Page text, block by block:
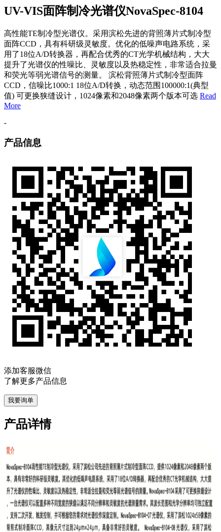
UV-VIS面阵制冷光谱仪NovaSpec-8104
高性能TE制冷型光谱仪。采用滨松先进的背照薄片式制冷型
面阵CCD，具有科研级灵敏度。优化的低噪声电路系统，采
用了18位A/D转换器，再配合优秀的CT光学机械结构，大大
提升了光谱仪的性噪比、灵敏度以及热稳定性，非常适合拉曼
和荧光等弱光谱信号的测量。 滨松背照薄片式制冷型面阵
CCD，信噪比1000:1 18位A/D转换，动态范围100000:1(典型
值) 可更换狭缝设计，1024像素和2048像素两个版本可选 Read
More
-
产品信息
添加客服微信
了解更多产品信息
我要询单
产品详情